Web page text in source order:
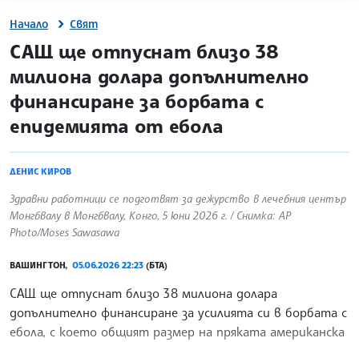
Начало Свят
site.bta
САЩ ще отпуснат близо 38
милиона долара допълнително
финансиране за борбата с
епидемията от ебола
ДЕНИС КИРОВ
Здравни работници се подготвят за дежурство в лечебния център
Монгбвалу в Монгбвалу, Конго, 5 юни 2026 г. / Снимка: AP
Photo/Moses Sawasawa
ВАШИНГТОН, 05.06.2026 22:23 (БТА)
САЩ ще отпуснат близо 38 милиона долара
допълнително финансиране за усилията си в борбата с
ебола, с което общият размер на пряката американска